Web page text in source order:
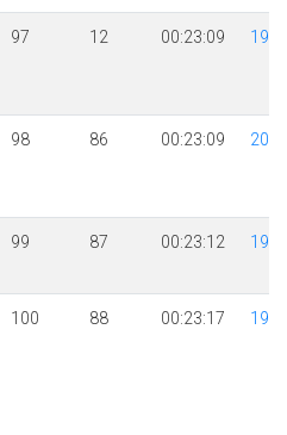
97 12 00:23:09 1988
98 86 00:23:09 2011
99 87 00:23:12 1976
100 88 00:23:17 1997